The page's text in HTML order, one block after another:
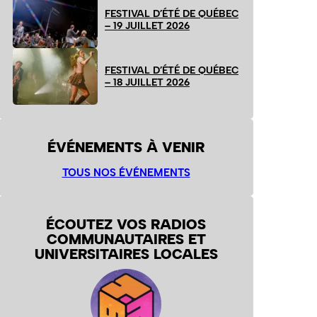
FESTIVAL D’ÉTÉ DE QUÉBEC
– 19 JUILLET 2026
FESTIVAL D’ÉTÉ DE QUÉBEC
– 18 JUILLET 2026
ÉVÉNEMENTS À VENIR
TOUS NOS ÉVÉNEMENTS
ÉCOUTEZ VOS RADIOS
COMMUNAUTAIRES ET
UNIVERSITAIRES LOCALES